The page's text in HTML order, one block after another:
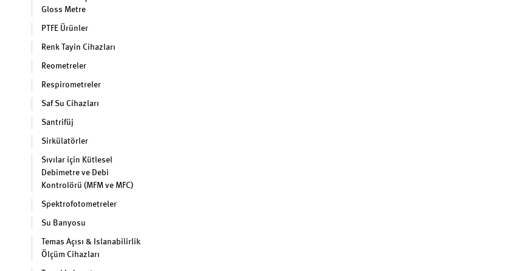
Gloss Metre
PTFE Ürünler
Renk Tayin Cihazları
Reometreler
Respirometreler
Saf Su Cihazları
Santrifüj
Sirkülatörler
Sıvılar için Kütlesel
Debimetre ve Debi
Kontrolörü (MFM ve MFC)
Spektrofotometreler
Su Banyosu
Temas Açısı & Islanabilirlik
Ölçüm Cihazları